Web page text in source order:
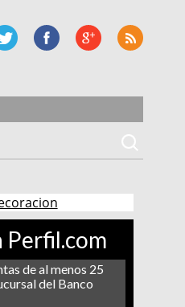
Perfil.com
de al menos 25
del Banco